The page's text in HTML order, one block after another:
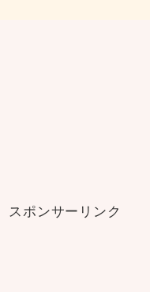
スポンサーリンク